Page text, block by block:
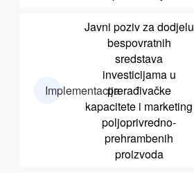
Implementacija
Javni poziv za dodjelu
bespovratnih
sredstava
investicijama u
prerađivačke
kapacitete i marketing
poljoprivredno-
prehrambenih
proizvoda